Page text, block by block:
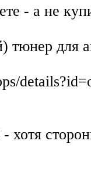
- а не
тюнер для
хотя